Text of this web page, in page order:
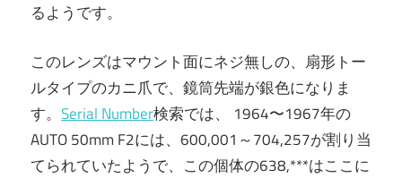
るようです。
このレンズはマウント面にネジ無しの、扇形トー
ルタイプのカニ爪で、鏡筒先端が銀色になりま
す。 Serial Number検索では、 1964〜1967年の
AUTO 50mm F2には、600,001～704,257が割り当
てられていたようで、この個体の638,***はここに